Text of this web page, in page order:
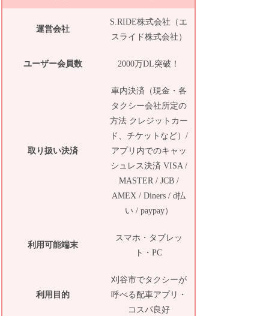
運営会社
S.RIDE株式会社（エ
スライド株式会社）
ユーザー会員数 2000万DL突破！
取り扱い決済
車内決済（現金・各
タクシー会社所定の
方法 クレジットカー
ド、チケットなど）/
アプリ内でのキャッ
シュレス決済 VISA /
MASTER / JCB /
AMEX / Diners / d払
い / paypay）
利用可能端末
スマホ・タブレッ
ト・PC
利用目的
刈谷市でタクシーが
呼べる配車アプリ・
コスパ良好